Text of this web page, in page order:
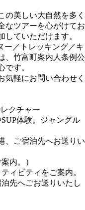
の美しい大自然を多く
なツアーを心がけてお
していただけます。
ー／トレッキング／キ
、竹富町案内人条例公
です。
気軽にお問い合わせく
クチャー
体験。ジャングル
、ご宿泊先へお送りい
内。）
ィビティをご案内。
先へごお送りいたし